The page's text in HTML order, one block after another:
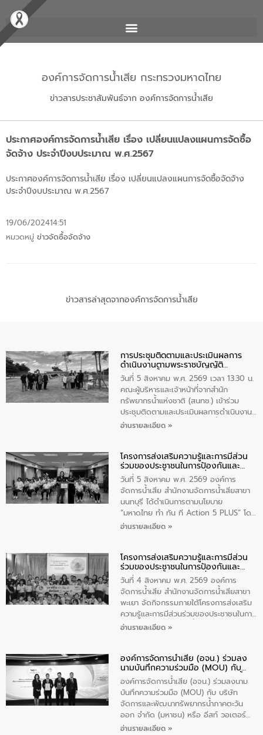
องค์การจัดการน้ำเสีย กระทรวงมหาดไทย
ข่าวสารประชาสัมพันธ์จาก องค์การจัดการน้ำเสีย
ประกาศองค์การจัดการน้ำเสีย เรื่อง เปลี่ยนแปลงแผนการจัดซื้อ
จัดจ้าง ประจำปีงบประมาณ พ.ศ.2567
ประกาศองค์การจัดการน้ำเสีย เรื่อง เปลี่ยนแปลงแผนการจัดซื้อจัดจ้าง
ประจำปีงบประมาณ พ.ศ.2567
19/06/202414:51
หมวดหมู่ ข่าวจัดซื้อจัดจ้าง
ข่าวสารล่าสุดจากองค์การจัดการน้ำเสีย
การประชุมติดตามและประเมินผลการ
ดำเนินงานตามพระราชบัญญัติ
ทรัพยากรน้ำ พ.ศ. 2561 ประจำ
ปีงบประมาณ พ.ศ. 2569
วันที่ 5 สิงหาคม พ.ศ. 2569 เวลา 13.30 น.
คณะผู้บริหารและเจ้าหน้าที่จากสำนัก
ทรัพยากรน้ำแห่งชาติ (สนทช.) เข้าร่วม
ประชุมติดตามและประเมินผลการดำเนินงาน
ตามพระราชบัญญัติทรัพยากรน้ำ พ.ศ. 2561
วัดสิงห์ จังหวัดชัยนาท โดยมีนายแสงชัย
สุขชื่น นายกเทศมนตรีตำบลวัดสิงห์ คณะผู้
บริหารเทศบาลตำบลวัดสิงห์ ผู้นำชุมชน และ
ประชาชนในพื้นที่เทศบาลตำบลวัดสิงก์ที่มี
ส่วนได้ส่วนเสียในโครงก่อสร้างศูนย์บริหาร
จัดการคุณภาพน้ำเทศบาลตำบลวัดสิงห์
จังหวัดชัยนาท ให้การต้อนรับ
อ่านรายละเอียด »
โครงการส่งเสริมความรู้และการมีส่วน
ร่วมของประชาชนในการป้องกันและ
แก้ไขปัญหาน้ำเสียอย่างยั่งยืน
วันที่ 5 สิงหาคม พ.ศ. 2569 องค์การ
จัดการน้ำเสีย สำนักงานจัดการน้ำเสียสาขา
นนทบุรี ได้ดำเนินการตามนโยบาย
“มหาดไทย ทำ ทัน ที Action 5 PLUS” โดย
จัดโครงการส่งเสริมความรู้และการมีส่วน
“ชุมชนร่วมใจ น้ำใสยั่งยืน” ได้บรรยายให้
ความรู้เกี่ยวกับการจัดการน้ำเสียและการใช้
ถังดักไขมันให้แก่นักเรียนโรงเรียนวัดบ่อ
(นันทวิทยา) เทศบาลนครปากเกร็ด อำเภอ
ปากเกร็ด จังหวัดนนทบุรี จำนวน 30 คน
อ่านรายละเอียด »
โครงการส่งเสริมความรู้และการมีส่วน
ร่วมของประชาชนในการป้องกันและ
แก้ไขปัญหาน้ำเสียอย่างยั่งยืน
วันที่ 4 สิงหาคม พ.ศ. 2569 องค์การ
จัดการน้ำเสีย สำนักงานจัดการน้ำเสียสาขา
พะเยา จัดกิจกรรมภายใต้โครงการส่งเสริม
ความรู้และการมีส่วนร่วมของประชาชนในการ
ป้องกันและแก้ไขปัญหาน้ำเสียอย่างยั่งยืน
ชุมชนและการบำบัดน้ำเสียเบื้องต้น ให้กับ
นักเรียนชั้นประถมศึกษาปีที่ 5 โรงเรียน
เทศบาล 1 (พะเยาประชานุกูล) จำนวน 30
คน
อ่านรายละเอียด »
องค์การจัดการน้ำเสีย (อจน.) ร่วมลง
นามบันทึกความร่วมมือ (MOU) กับ
บริษัท จัดการและพัฒนาทรัพยากรน้ำ
ภาคตะวันออก จำกัด (มหาชน) หรือ อีส
ท์ วอเตอร์
องค์การจัดการน้ำเสีย (อจน.) ร่วมลงนาม
บันทึกความร่วมมือ (MOU) กับ บริษัท
จัดการและพัฒนาทรัพยากรน้ำภาคตะวัน
ออก จำกัด (มหาชน) หรือ อีสท์ วอเตอร์
เมื่อวันอังคารที่ 4 สิงหาคม 2569 ณ ห้อง
อ่านรายละเอียด »